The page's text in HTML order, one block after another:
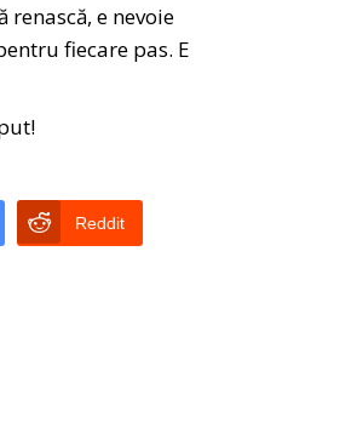
e nevoie
fiecare pas. E
Reddit